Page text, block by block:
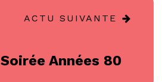
ACTU SUIVANTE
Soirée Années 80